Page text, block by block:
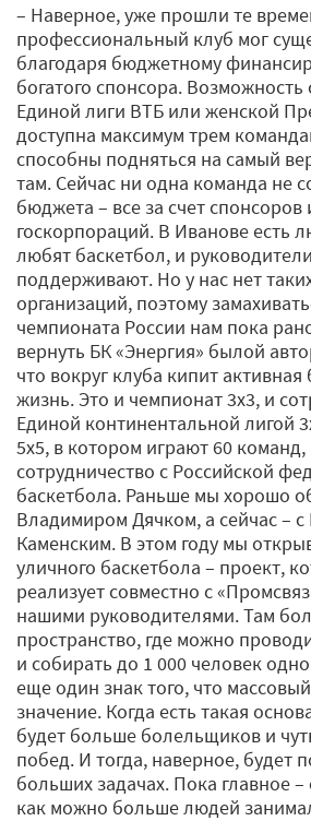
– Наверное, уже прошли те
профессиональный клуб мог
благодаря бюджетному
богатого спонсора.
Единой лиги ВТБ или женской
доступна максимум трем
способны подняться на самый
там. Сейчас ни одна команда не
бюджета – все за счет спонсоров
госкорпораций. В Иванове есть
любят баскетбол, и
поддерживают. Но у нас нет
организаций, поэтому
чемпионата России нам пока
вернуть БК «Энергия» былой
что вокруг клуба кипит активная
жизнь. Это и чемпионат 3х3, и
Единой континентальной лигой
5х5, в котором играют 60
сотрудничество с Российской
баскетбола. Раньше мы хорошо
Владимиром Дячком, а сейчас – с
Каменским. В этом году мы
уличного баскетбола – проект,
реализует совместно с
нашими руководителями. Там
пространство, где можно
и собирать до 1 000 человек
еще один знак того, что
значение. Когда есть такая
будет больше болельщиков и
побед. И тогда, наверное, будет
больших задачах. Пока главное –
как можно больше людей